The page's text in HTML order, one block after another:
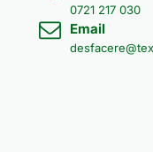
0721 217 030
Email